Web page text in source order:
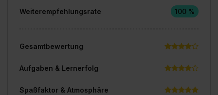
Weiterempfehlungsrate 100 %
Gesamtbewertung
Aufgaben & Lernerfolg
Spaßfaktor & Atmosphäre